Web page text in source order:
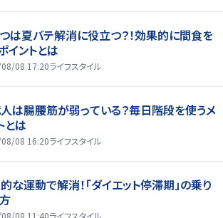
は夏バテ解消に役立つ？！効果的に間食を
イントとは
08 17:20ライフスタイル
は腸腰筋が弱っている？毎日階段を使うメ
とは
08 16:20ライフスタイル
な運動で解消！「ダイエット停滞期」の乗り
08 11:40ライフスタイル